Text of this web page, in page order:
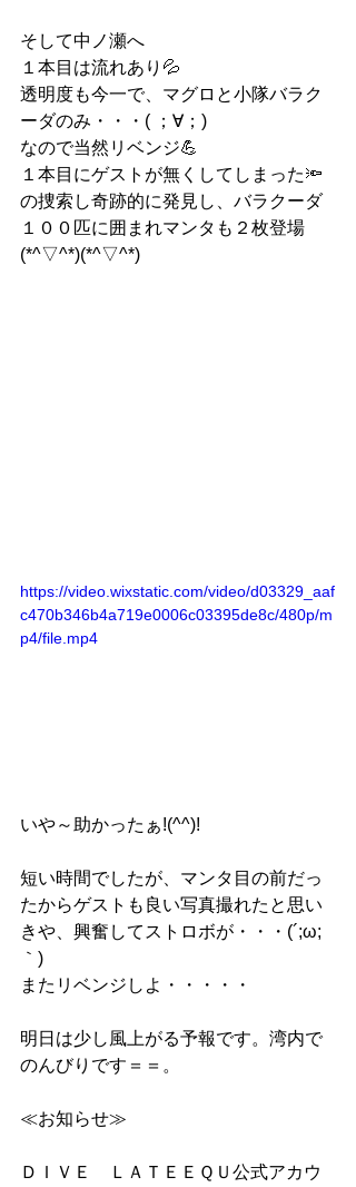
そして中ノ瀬へ
１本目は流れあり💦
透明度も今一で、マグロと小隊バラク
ーダのみ・・・( ；∀；)
なので当然リベンジ💪
１本目にゲストが無くしてしまった🔦
の捜索し奇跡的に発見し、バラクーダ
１００匹に囲まれマンタも２枚登場
(*^▽^*)(*^▽^*)
https://video.wixstatic.com/video/d03329_aaf
c470b346b4a719e0006c03395de8c/480p/m
p4/file.mp4
いや～助かったぁ!(^^)!
短い時間でしたが、マンタ目の前だっ
たからゲストも良い写真撮れたと思い
きや、興奮してストロボが・・・(´;ω;
｀)
またリベンジしよ・・・・・
明日は少し風上がる予報です。湾内で
のんびりです＝＝。
≪お知らせ≫
ＤＩＶＥ　ＬＡＴＥＥＱＵ公式アカウ